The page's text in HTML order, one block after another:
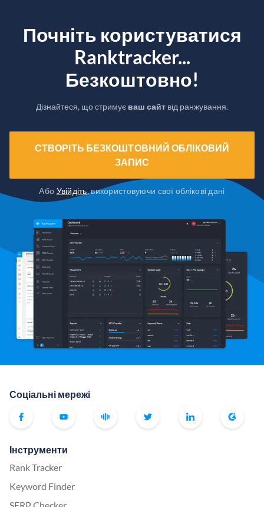
Почніть користуватися
Ranktracker...
Безкоштовно!
Дізнайтеся, що стримує ваш сайт від ранжування.
СТВОРІТЬ БЕЗКОШТОВНИЙ ОБЛІКОВИЙ
ЗАПИС
Або Увійдіть, використовуючи свої облікові дані
Соціальні мережі
Інструменти
Rank Tracker
Keyword Finder
SERP Checker